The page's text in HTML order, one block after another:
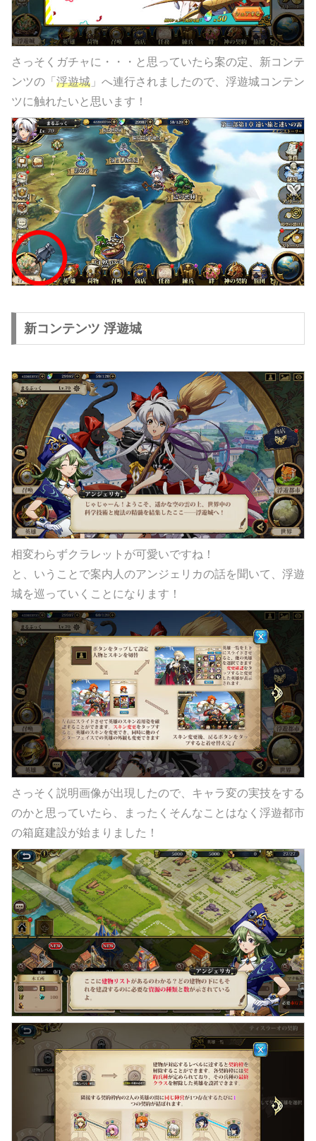
さっそくガチャに・・・と思っていたら案の定、新コンテ
ンツの「 浮遊城 」へ連行されましたので、浮遊城コンテン
ツに触れたいと思います！
新コンテンツ 浮遊城
相変わらずクラレットが可愛いですね！
と、いうことで案内人のアンジェリカの話を聞いて、浮遊
城を巡っていくことになります！
さっそく説明画像が出現したので、キャラ変の実技をする
のかと思っていたら、まったくそんなことはなく浮遊都市
の箱庭建設が始まりました！